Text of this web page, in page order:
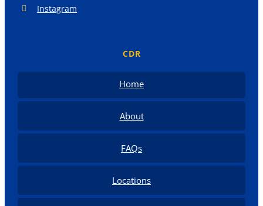
Instagram
CDR
Home
About
FAQs
Locations